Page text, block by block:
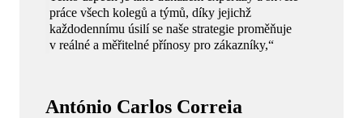
práce všech kolegů a týmů, díky jejichž
každodennímu úsilí se naše strategie proměňuje
v reálné a měřitelné přínosy pro zákazníky,“
António Carlos Correia